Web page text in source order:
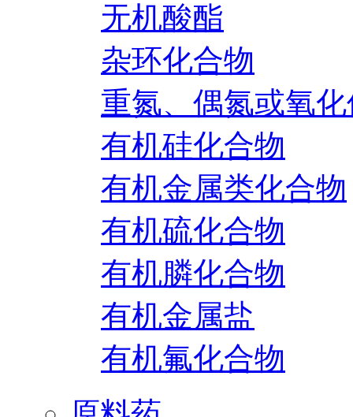
无机酸酯
杂环化合物
重氮、偶氮或氧
有机硅化合物
有机金属类化合物
有机硫化合物
有机膦化合物
有机金属盐
有机氟化合物